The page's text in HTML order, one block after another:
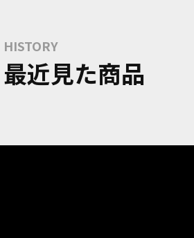
HISTORY
最近見た商品